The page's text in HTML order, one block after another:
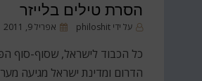
הסרת טילים בלייזר
על ידיphiloshit
פורסםאפריל 9, 2011
כל הכבוד לישראל, שסוף-סוף
הדרום ומדינת ישראל מגיעה